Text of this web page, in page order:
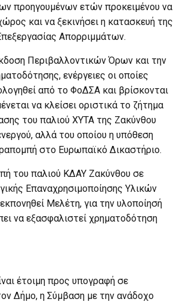
προηγουμένων ετών προκειμένου να
και να ξεκινήσει η κατασκευή της
Απορριμμάτων.
Περιβαλλοντικών Όρων και την
ενέργειες οι οποίες
από το ΦοΔΣΑ και βρίσκονται
να κλείσει οριστικά το ζήτημα
του παλιού ΧΥΤΑ της Ζακύνθου
αλλά του οποίου η υπόθεση
στο Ευρωπαϊκό Δικαστήριο.
του παλιού ΚΔΑΥ Ζακύνθου σε
Επαναχρησιμοποίησης Υλικών
Μελέτη, για την υλοποίησή
να εξασφαλιστεί χρηματοδότηση
έτοιμη προς υπογραφή σε
Δήμο, η Σύμβαση με την ανάδοχο